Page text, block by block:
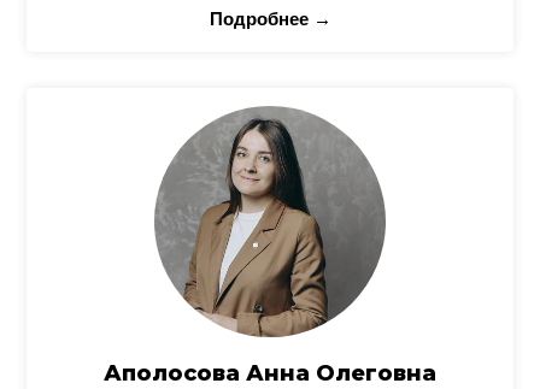
Подробнее →
Аполосова Анна Олеговна